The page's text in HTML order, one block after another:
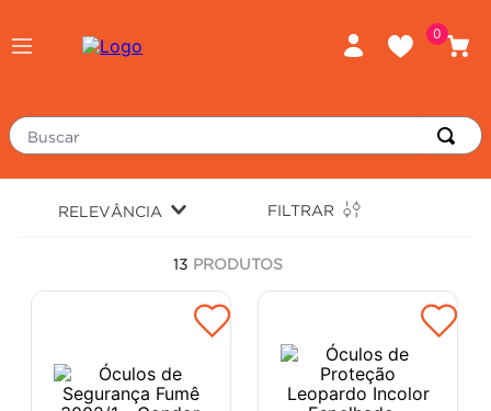
0
Buscar
RELEVÂNCIA FILTRAR
13 PRODUTOS
massa corrida